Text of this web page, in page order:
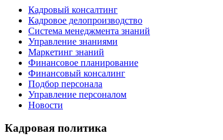
Кадровый консалтинг
Кадровое делопроизводство
Система менеджмента знаний
Управление знаниями
Маркетинг знаний
Финансовое планирование
Финансовый консалинг
Подбор персонала
Управление персоналом
Новости
Кадровая политика